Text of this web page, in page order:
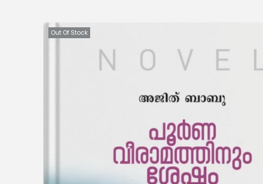
Out Of Stock